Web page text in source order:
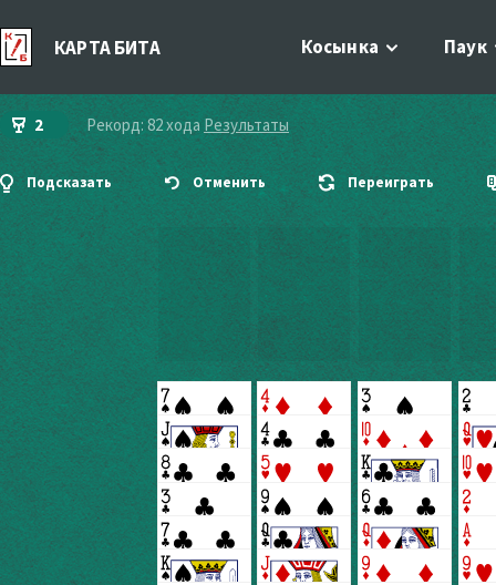
КАРТА БИТА Косынка Паук
2 Рекорд: 82 хода Результаты
Подсказать Отменить Переиграть